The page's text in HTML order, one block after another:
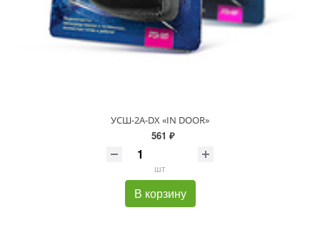
УСШ-2А-DX «IN DOOR»
561 ₽
шт
В корзину